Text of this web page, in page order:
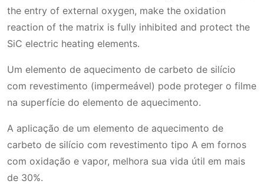
the entry of external oxygen, make the oxidation
reaction of the matrix is fully inhibited and protect the
SiC electric heating elements.
Um elemento de aquecimento de carbeto de silício
com revestimento (impermeável) pode proteger o filme
na superfície do elemento de aquecimento.
A aplicação de um elemento de aquecimento de
carbeto de silício com revestimento tipo A em fornos
com oxidação e vapor, melhora sua vida útil em mais
de 30%.